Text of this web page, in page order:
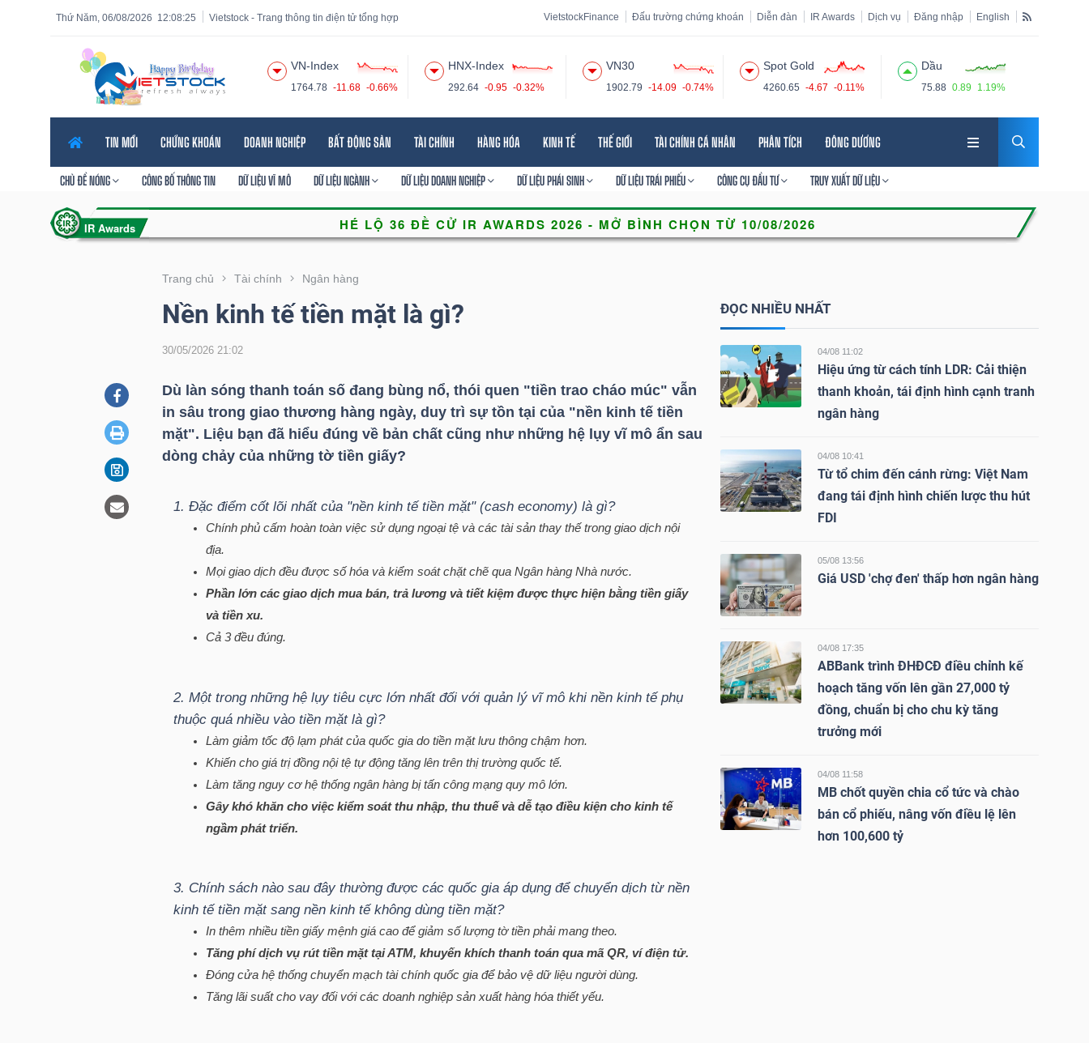
12:08:26
Thứ Năm, 06/08/2026 Vietstock - Trang thông tin điện tử tổng hợp VietstockFinance Đấu trường chứng khoán Diễn đàn IR Awards Dịch vụ Đăng nhập English
VN-Index
1764.78 -11.68 -0.66%
HNX-Index
292.64 -0.95 -0.32%
VN30
1902.79 -14.09 -0.74%
Spot Gold
4260.65 -4.67 -0.11%
Dầu
75.88 0.89 1.19%
TIN MỚI CHỨNG KHOÁN DOANH NGHIỆP BẤT ĐỘNG SẢN TÀI CHÍNH HÀNG HÓA KINH TẾ THẾ GIỚI TÀI CHÍNH CÁ NHÂN PHÂN TÍCH ĐÔNG DƯƠNG
CHỦ ĐỀ NÓNG CÔNG BỐ THÔNG TIN DỮ LIỆU VĨ MÔ DỮ LIỆU NGÀNH DỮ LIỆU DOANH NGHIỆP DỮ LIỆU PHÁI SINH DỮ LIỆU TRÁI PHIẾU CÔNG CỤ ĐẦU TƯ TRUY XUẤT DỮ LIỆU
Trang chủ Tài chính Ngân hàng
Nền kinh tế tiền mặt là gì?
30/05/2026 21:02
Dù làn sóng thanh toán số đang bùng nổ, thói quen "tiền trao cháo múc" vẫn
in sâu trong giao thương hàng ngày, duy trì sự tồn tại của "nền kinh tế tiền
mặt". Liệu bạn đã hiểu đúng về bản chất cũng như những hệ lụy vĩ mô ẩn sau
dòng chảy của những tờ tiền giấy?
1. Đặc điểm cốt lõi nhất của "nền kinh tế tiền mặt" (cash economy) là gì?
Chính phủ cấm hoàn toàn việc sử dụng ngoại tệ và các tài sản thay thế trong giao dịch nội
địa.
Mọi giao dịch đều được số hóa và kiểm soát chặt chẽ qua Ngân hàng Nhà nước.
Phần lớn các giao dịch mua bán, trả lương và tiết kiệm được thực hiện bằng tiền giấy
và tiền xu.
Cả 3 đều đúng.
2. Một trong những hệ lụy tiêu cực lớn nhất đối với quản lý vĩ mô khi nền kinh tế phụ
thuộc quá nhiều vào tiền mặt là gì?
Làm giảm tốc độ lạm phát của quốc gia do tiền mặt lưu thông chậm hơn.
Khiến cho giá trị đồng nội tệ tự động tăng lên trên thị trường quốc tế.
Làm tăng nguy cơ hệ thống ngân hàng bị tấn công mạng quy mô lớn.
Gây khó khăn cho việc kiểm soát thu nhập, thu thuế và dễ tạo điều kiện cho kinh tế
ngầm phát triển.
3. Chính sách nào sau đây thường được các quốc gia áp dụng để chuyển dịch từ nền
kinh tế tiền mặt sang nền kinh tế không dùng tiền mặt?
In thêm nhiều tiền giấy mệnh giá cao để giảm số lượng tờ tiền phải mang theo.
Tăng phí dịch vụ rút tiền mặt tại ATM, khuyến khích thanh toán qua mã QR, ví điện tử.
Đóng cửa hệ thống chuyển mạch tài chính quốc gia để bảo vệ dữ liệu người dùng.
Tăng lãi suất cho vay đối với các doanh nghiệp sản xuất hàng hóa thiết yếu.
ĐỌC NHIỀU NHẤT
04/08 11:02
Hiệu ứng từ cách tính LDR: Cải thiện
thanh khoản, tái định hình cạnh tranh
ngân hàng
04/08 10:41
Từ tổ chim đến cánh rừng: Việt Nam
đang tái định hình chiến lược thu hút
FDI
05/08 13:56
Giá USD 'chợ đen' thấp hơn ngân hàng
04/08 17:35
ABBank trình ĐHĐCĐ điều chỉnh kế
hoạch tăng vốn lên gần 27,000 tỷ
đồng, chuẩn bị cho chu kỳ tăng
trưởng mới
04/08 11:58
MB chốt quyền chia cổ tức và chào
bán cổ phiếu, nâng vốn điều lệ lên
hơn 100,600 tỷ
Tính năng
năng
VIETSTOCK